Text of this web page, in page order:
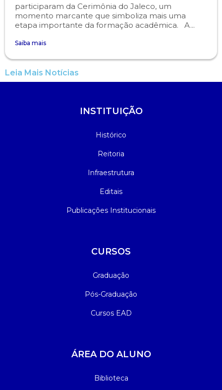
participaram da Cerimônia do Jaleco, um
momento marcante que simboliza mais uma
etapa importante da formação acadêmica. A...
Saiba mais
Leia Mais Notícias
INSTITUIÇÃO
Histórico
Reitoria
Infraestrutura
Editais
Publicações Institucionais
CURSOS
Graduação
Pós-Graduação
Cursos EAD
ÁREA DO ALUNO
Biblioteca